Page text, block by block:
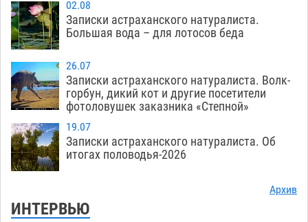
02.08
Записки астраханского натуралиста.
Большая вода – для лотосов беда
26.07
Записки астраханского натуралиста. Волк-
горбун, дикий кот и другие посетители
фотоловушек заказника «Степной»
19.07
Записки астраханского натуралиста. Об
итогах половодья-2026
Архив
ИНТЕРВЬЮ